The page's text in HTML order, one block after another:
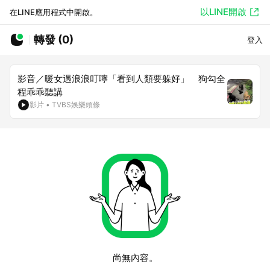
在LINE應用程式中開啟。 以LINE開啟
轉發 (0) 登入
影音／暖女遇浪浪叮嚀「看到人類要躲好」 狗勾全
程乖乖聽講
影片 • TVBS娛樂頭條
尚無內容。